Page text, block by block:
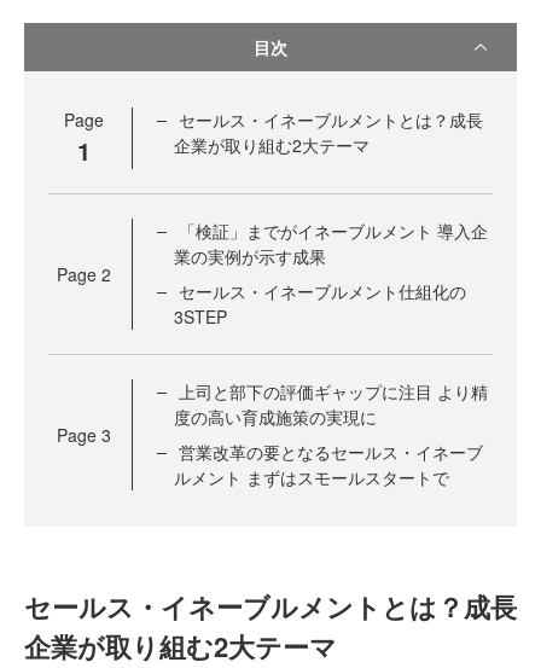
目次
Page
1
セールス・イネーブルメントとは？成長
企業が取り組む2大テーマ
Page 2
「検証」までがイネーブルメント 導入企
業の実例が示す成果
セールス・イネーブルメント仕組化の
3STEP
Page 3
上司と部下の評価ギャップに注目 より精
度の高い育成施策の実現に
営業改革の要となるセールス・イネーブ
ルメント まずはスモールスタートで
セールス・イネーブルメントとは？成長
企業が取り組む2大テーマ